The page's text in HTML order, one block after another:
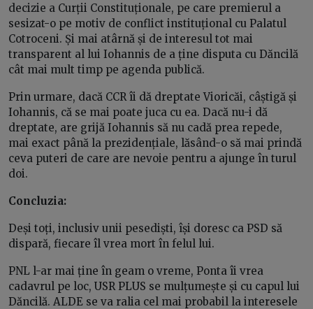
decizie a Curții Constituționale, pe care premierul a
sesizat-o pe motiv de conflict instituțional cu Palatul
Cotroceni. Și mai atârnă și de interesul tot mai
transparent al lui Iohannis de a ține disputa cu Dăncilă
cât mai mult timp pe agenda publică.
Prin urmare, dacă CCR îi dă dreptate Vioricăi, câștigă și
Iohannis, că se mai poate juca cu ea. Dacă nu-i dă
dreptate, are grijă Iohannis să nu cadă prea repede,
mai exact până la prezidențiale, lăsând-o să mai prindă
ceva puteri de care are nevoie pentru a ajunge în turul
doi.
Concluzia:
Deși toți, inclusiv unii pesediști, își doresc ca PSD să
dispară, fiecare îl vrea mort în felul lui.
PNL l-ar mai ține în geam o vreme, Ponta îi vrea
cadavrul pe loc, USR PLUS se mulțumește și cu capul lui
Dăncilă. ALDE se va ralia cel mai probabil la interesele